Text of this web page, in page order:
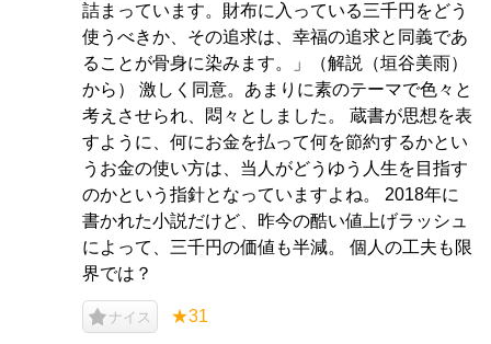
詰まっています。財布に入っている三千円をどう
使うべきか、その追求は、幸福の追求と同義であ
ることが骨身に染みます。」（解説（垣谷美雨）
から） 激しく同意。あまりに素のテーマで色々と
考えさせられ、悶々としました。 蔵書が思想を表
すように、何にお金を払って何を節約するかとい
うお金の使い方は、当人がどうゆう人生を目指す
のかという指針となっていますよね。 2018年に
書かれた小説だけど、昨今の酷い値上げラッシュ
によって、三千円の価値も半減。 個人の工夫も限
界では？
ナイス ★31